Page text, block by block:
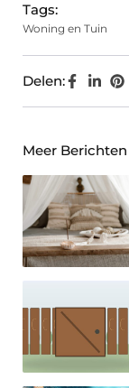
Tags:
Woning en Tuin
Delen:
Meer Berichten